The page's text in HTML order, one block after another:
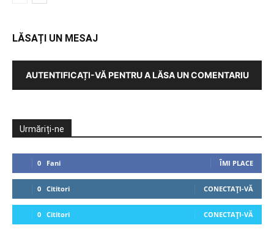
LĂSAȚI UN MESAJ
AUTENTIFICAȚI-VĂ PENTRU A LĂSA UN COMENTARIU
Urmăriți-ne
0 Fani ÎMI PLACE
0 Cititori CONECTAȚI-VĂ
0 Cititori CONECTAȚI-VĂ